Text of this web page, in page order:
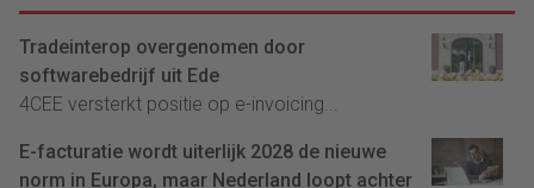
Tradeinterop overgenomen door
softwarebedrijf uit Ede
4CEE versterkt positie op e-invoicing...
E-facturatie wordt uiterlijk 2028 de nieuwe
norm in Europa, maar Nederland loopt achter